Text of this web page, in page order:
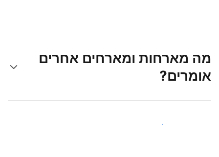
מה מארחות ומארחים אחרים
אומרים?
הצטרפו למארחים כמוכם